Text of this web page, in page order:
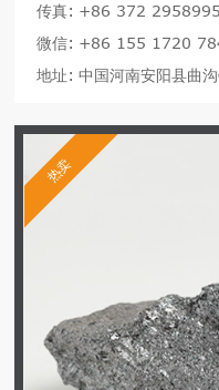
传真: +86 372 2958995
微信: +86 155 1720
地址: 中国河南安阳县曲
热卖